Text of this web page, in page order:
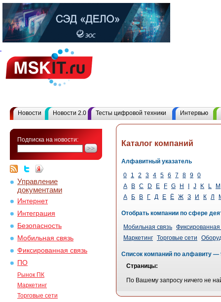
Новости Новости 2.0 Тесты цифровой техники Интервью
Подписка на новости:
Управление
документами
Интернет
Интеграция
Безопасность
Мобильная связь
Фиксированная связь
ПО
Рынок ПК
Маркетинг
Торговые сети
Каталог компаний
Алфавитный указатель
0
1 2 3 4 5 6 7 8 9 0
A
B C D E F G H J K L
M
А
Б В Г Д Е Ё Ж З И К Л
Отобрать компании по сфере
Мобильная связь Фиксированная
Маркетинг Торговые сети
Список компаний по алфавиту —
Страницы:
По Вашему запросу ничего не